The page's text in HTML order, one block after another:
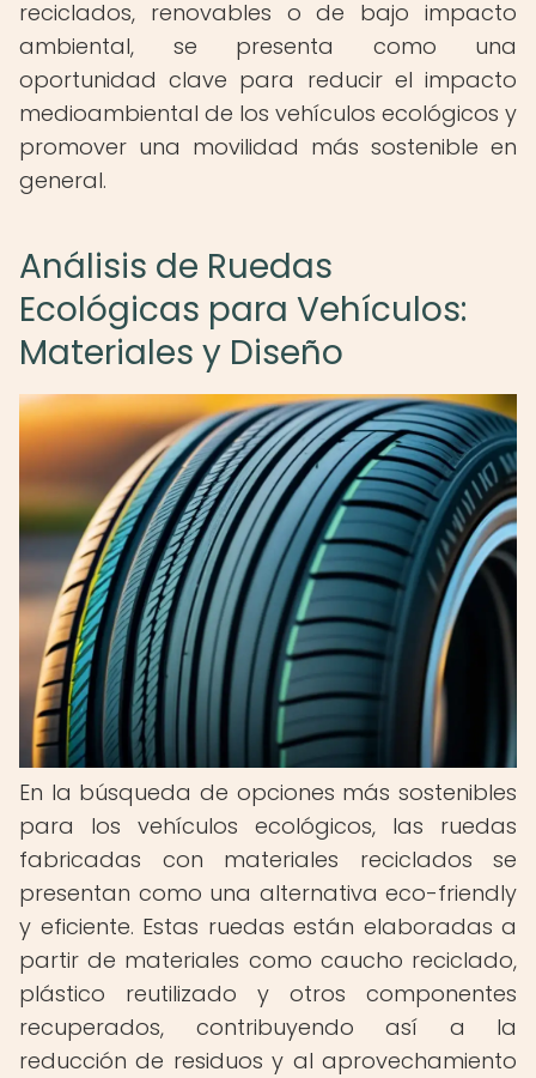
reciclados, renovables o de bajo impacto
ambiental, se presenta como una
oportunidad clave para reducir el impacto
medioambiental de los vehículos ecológicos y
promover una movilidad más sostenible en
general.
Análisis de Ruedas
Ecológicas para Vehículos:
Materiales y Diseño
En la búsqueda de opciones más sostenibles
para los vehículos ecológicos, las ruedas
fabricadas con materiales reciclados se
presentan como una alternativa eco-friendly
y eficiente. Estas ruedas están elaboradas a
partir de materiales como caucho reciclado,
plástico reutilizado y otros componentes
recuperados, contribuyendo así a la
reducción de residuos y al aprovechamiento